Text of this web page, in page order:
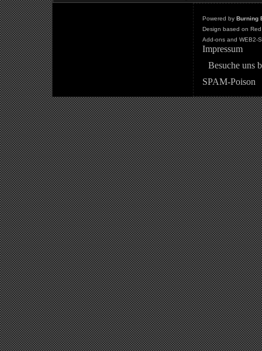
Powered by Burning
Design based on
Add-ons and WEB2-
Impressum
Besuche uns
SPAM-Poison